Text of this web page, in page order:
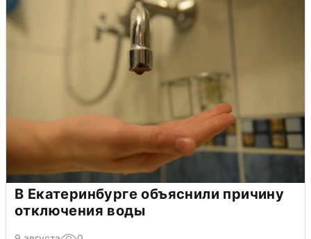
В Екатеринбурге объяснили причину
отключения воды